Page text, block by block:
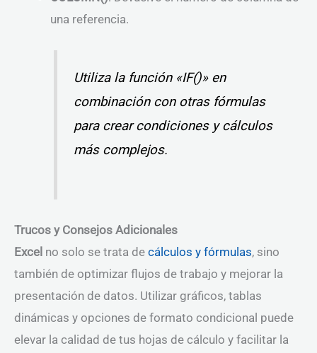
una referencia.
Utiliza la función «IF()» en
combinación con otras fórmulas
para crear condiciones y cálculos
más complejos.
Trucos y Consejos Adicionales
Excel no solo se trata de cálculos y fórmulas, sino
también de optimizar flujos de trabajo y mejorar la
presentación de datos. Utilizar gráficos, tablas
dinámicas y opciones de formato condicional puede
elevar la calidad de tus hojas de cálculo y facilitar la